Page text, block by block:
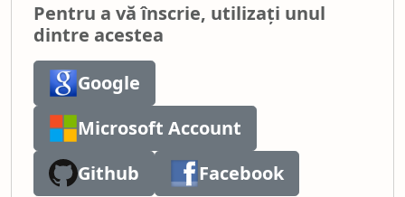
Pentru a vă înscrie, utilizați unul
dintre acestea
Google
Microsoft Account
Github
Facebook